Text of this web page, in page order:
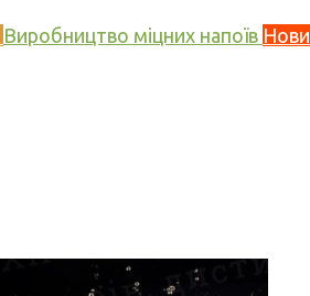
Виробництво міцних напоїв